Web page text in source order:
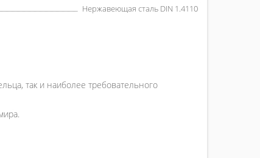
Нержавеющая сталь DIN 1.4110
так и наиболее требовательного